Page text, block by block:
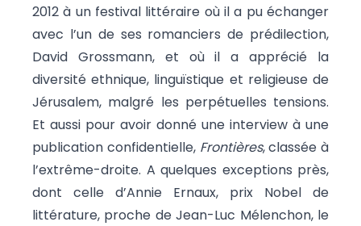
2012 à un festival littéraire où il a pu échanger
avec l’un de ses romanciers de prédilection,
David Grossmann, et où il a apprécié la
diversité ethnique, linguïstique et religieuse de
Jérusalem, malgré les perpétuelles tensions.
Et aussi pour avoir donné une interview à une
publication confidentielle, Frontières, classée à
l’extrême-droite. A quelques exceptions près,
dont celle d’Annie Ernaux, prix Nobel de
littérature, proche de Jean-Luc Mélenchon, le